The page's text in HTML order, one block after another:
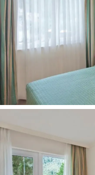
Auklės paslaugos -
Baseinas vaikams
Vaikų klubas (4-12
Paplūdimys:
Žvyro/akmenuotas
Skėčiai, gultai -
Kontaktai:
+90 242 824
El. pašto adresas:
Internetinė svetainė: